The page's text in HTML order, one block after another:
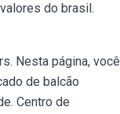
do brasil.
Nesta página, você
de balcão
Centro de